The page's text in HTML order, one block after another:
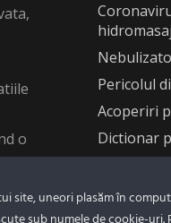
o
Pericolul
Acoperiri
Dictionar
site, uneori plasăm în